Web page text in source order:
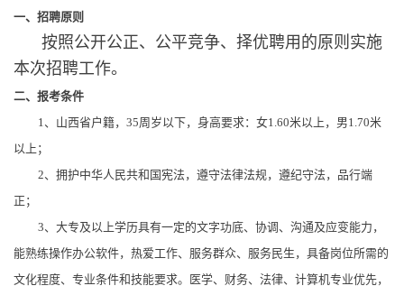
一、招聘原则
按照公开公正、公平竞争、择优聘用的原则实施
本次招聘工作。
二、报考条件
1、山西省户籍，35周岁以下，身高要求：女1.60米以上，男1.70米
以上；
2、拥护中华人民共和国宪法，遵守法律法规，遵纪守法，品行端
正；
3、大专及以上学历具有一定的文字功底、协调、沟通及应变能力，
能熟练操作办公软件，热爱工作、服务群众、服务民生，具备岗位所需的
文化程度、专业条件和技能要求。医学、财务、法律、计算机专业优先，